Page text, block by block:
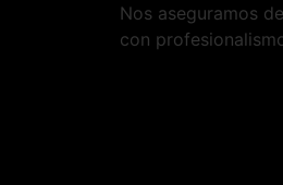
Nos aseguramos
con